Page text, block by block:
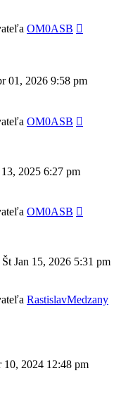
OM0ASB
01, 2026 9:58 pm
OM0ASB
2025 6:27 pm
OM0ASB
Št Jan 15, 2026 5:31 pm
RastislavMedzany
10, 2024 12:48 pm